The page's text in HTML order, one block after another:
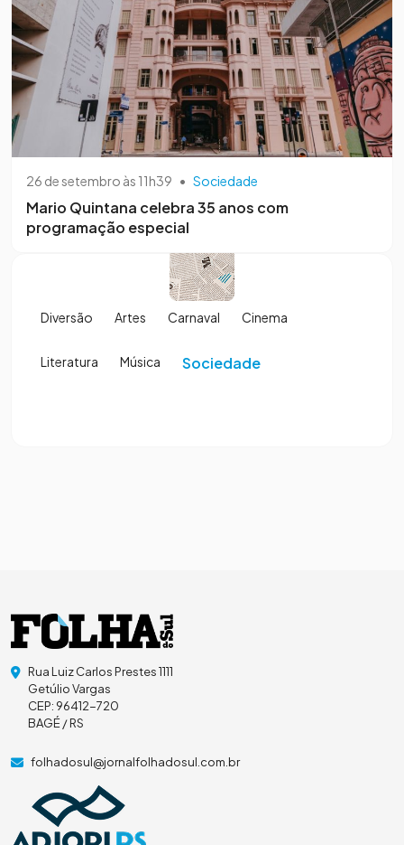
26 de setembro às 11h39 • Sociedade
Mario Quintana celebra 35 anos com
programação especial
Diversão Artes Carnaval Cinema
Literatura Música Sociedade
Rua Luiz Carlos Prestes 1111
Getúlio Vargas
CEP: 96412-720
BAGÉ / RS
folhadosul@jornalfolhadosul.com.br